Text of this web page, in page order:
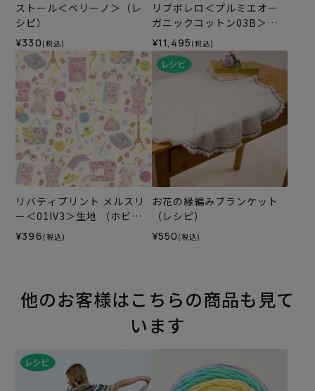
ストール＜ベリーノ＞（レ
シピ）
¥330 (税込)
リブボレロ＜プルミエオー
ガニックコットン03B＞
（編み物 材料セット）
¥11,495 (税込)
リバティプリント メルスリ
ー＜01IV3＞生地 （ホビー
ラホビーレオリジナル）202
6SS★復刻色
¥396 (税込)
お花の縁編みブランケット
（レシピ）
¥550 (税込)
他のお客様はこちらの商品も見て
います